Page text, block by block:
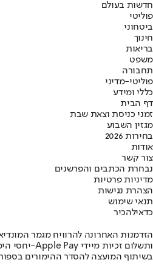
חדשות בעולם
פוליטי
ביטחוני
חינוך
בריאות
משפט
תחבורה
פוליטי-מדיני
כללי ומידע
דף הבית
זמני כניסת וצאת שבת
מגזין השבוע
בחירות 2026
אודות
צור קשר
נבחרת הכתבים והפרשנים
מדיניות פרטיות
הצהרת נגישות
תנאי שימוש
כדאילהכיר
הזדמנות האחרונה להרוויח מגמר
יחסי הימור משופרים, הפקדות ב-Apple Pay ותשלום זכיות מיידי
בשיתוף המועצה להסדר ההימורים